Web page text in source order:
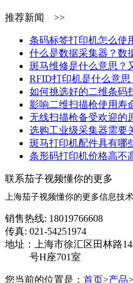
推荐新闻 >>
条码标签打印机怎么使
什么是数据采集器？
斑马维修是什么意思
RFID打印机是什么意思
如何挑选好的二维条码
影响二维扫描枪使用寿
无线扫描枪备受欢迎的
选购工业级采集器需要
斑马打印机配件具有哪
条形码打印机价格高不
联系茄子视频懂你的更多
上海茄子视频懂你的更多信息技
销售热线: 18019766608
传真: 021-54251974
地址：上海市徐汇区田林路
号H座701室
您当前的位置是： 首页>产品>